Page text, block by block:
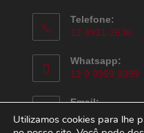
Telefone:
12 3931-2636
Whatsapp:
12 9 9999 9999
Email:
Utilizamos cookies para lhe